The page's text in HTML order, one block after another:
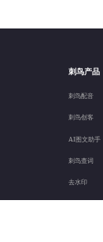
刺鸟产品
刺鸟配音
刺鸟创客
AI图文助手
刺鸟查词
去水印